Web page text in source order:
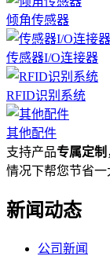
倾角传感器
传感器I/O连接器
RFID识别系统
其他配件
支持产品专属定制
情况下帮您节省一
新闻动态
公司新闻